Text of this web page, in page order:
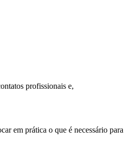
profissionais e,
em prática o que é necessário para